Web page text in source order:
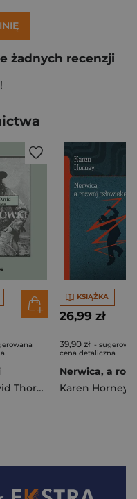
żadnych recenzji
Henry David Thoreau
KSIĄŻKA
26,99 zł
39,90 zł -
cena detaliczna
Karen Horney